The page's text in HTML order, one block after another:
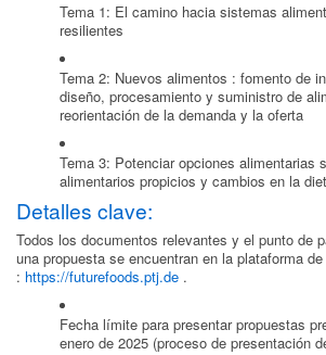
Tema 1: El camino hacia sistemas
resilientes
Tema 2: Nuevos alimentos : fomento de
diseño, procesamiento y suministro de
reorientación de la demanda y la oferta
Tema 3: Potenciar opciones alimentarias
alimentarios propicios y cambios en la
Detalles clave:
Todos los documentos relevantes y el punto de
una propuesta se encuentran en la plataforma
: https://futurefoods.ptj.de .
Fecha límite para presentar propuestas
enero de 2025 (proceso de presentación